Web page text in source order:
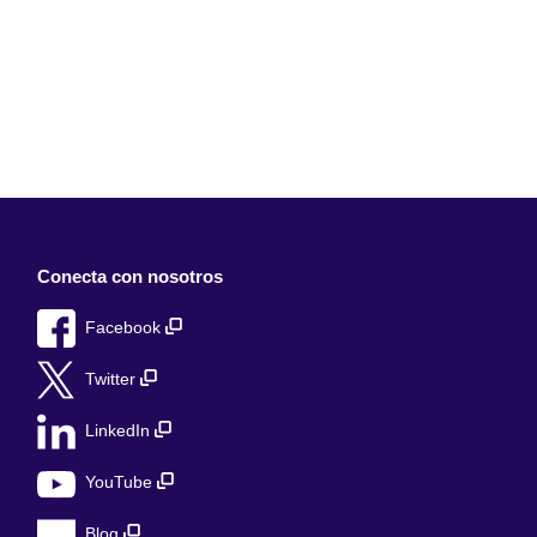
Conecta con nosotros
Facebook
Twitter
LinkedIn
YouTube